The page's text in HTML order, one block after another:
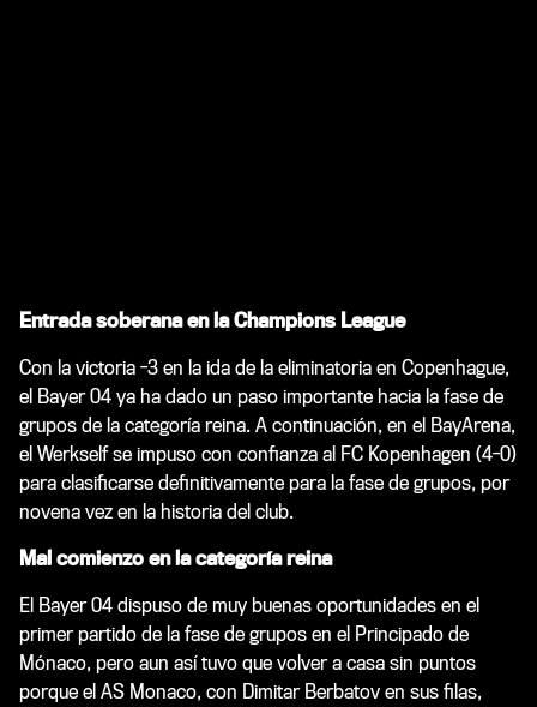
Entrada soberana en la Champions League
Con la victoria -3 en la ida de la eliminatoria en Copenhague,
el Bayer 04 ya ha dado un paso importante hacia la fase de
grupos de la categoría reina. A continuación, en el BayArena,
el Werkself se impuso con confianza al FC Kopenhagen (4-0)
para clasificarse definitivamente para la fase de grupos, por
novena vez en la historia del club.
Mal comienzo en la categoría reina
El Bayer 04 dispuso de muy buenas oportunidades en el
primer partido de la fase de grupos en el Principado de
Mónaco, pero aun así tuvo que volver a casa sin puntos
porque el AS Monaco, con Dimitar Berbatov en sus filas,